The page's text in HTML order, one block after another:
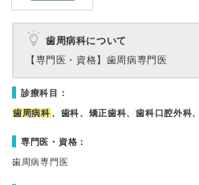
歯周病科について
【専門医・資格】 歯周病専門医
診療科目：
歯周病科 、歯科、矯正歯科、歯科口腔外科
専門医・資格：
歯周病専門医